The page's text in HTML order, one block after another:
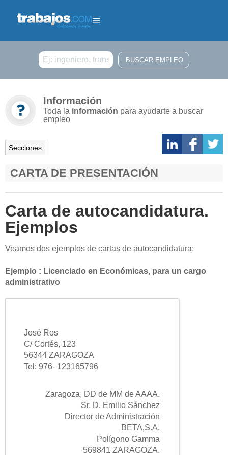
Buscar
Información
Toda la información para ayudarte a buscar
empleo
Secciones
CARTA DE PRESENTACIÓN
Carta de autocandidatura.
Ejemplos
Veamos dos ejemplos de cartas de autocandidatura:
Ejemplo : Licenciado en Económicas, para un cargo
administrativo
José Ros
C/ Cortés, 123
56344 ZARAGOZA
Tel: 976- 123165796
Zaragoza, DD de MM de AAAA.
Sr. D. Emilio Sánchez
Director de Administración
BETA,S.A.
Polígono Gamma
569841 ZARAGOZA.